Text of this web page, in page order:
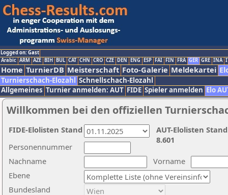
Logged on: Gast
Arabic ARM AZE BIH BUL CAT CHN CRO CZE DEN ENG ESP FAI FIN FRA GER GRE INA
Home TurnierDB Meisterschaft Foto-Galerie Meldekartei
Turnierschach-Elozahl Schnellschach-Elozahl
Allgemeines Turnier anmelden: AUT FIDE Spieler anmelden Elo
Willkommen bei den offiziellen
Nachname
Vorname
Ebene
Personennummer
Bundesland
AUT-Elolisten
8.601
FIDE-Elolisten Stand